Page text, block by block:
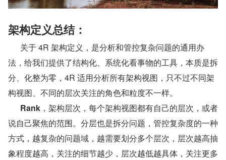
架构定义总结：
法，给我们提供了结构化、系统化看事物的工具，本质是拆
分、化整为零，4R 适用分析所有架构视图，只不过不同架
构视图、不同的层次关注的角色和粒度不一样。
      Rank
，架构层次，每个架构视图都有自己的层次，或者
说自己聚焦的范围。分层也是拆分问题，管控复杂度的一种
方式，越复杂的问题域，越需要划分多个层次，层次越高抽
象程度越高，关注的细节越少，层次越低越具体，关注更多